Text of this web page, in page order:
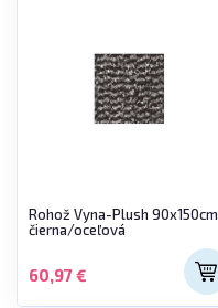
Rohož Vyna-Plush 90x150cm
čierna/oceľová
60,97 €